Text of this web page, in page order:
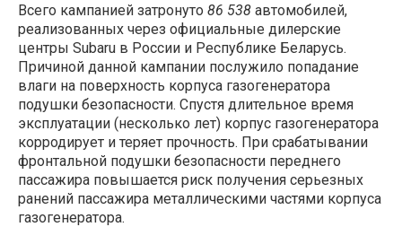
Всего кампанией затронуто 86 538 автомобилей,
реализованных через официальные дилерские
центры Subaru в России и Республике Беларусь.
Причиной данной кампании послужило попадание
влаги на поверхность корпуса газогенератора
подушки безопасности. Спустя длительное время
эксплуатации (несколько лет) корпус газогенератора
корродирует и теряет прочность. При срабатывании
фронтальной подушки безопасности переднего
пассажира повышается риск получения серьезных
ранений пассажира металлическими частями корпуса
газогенератора.